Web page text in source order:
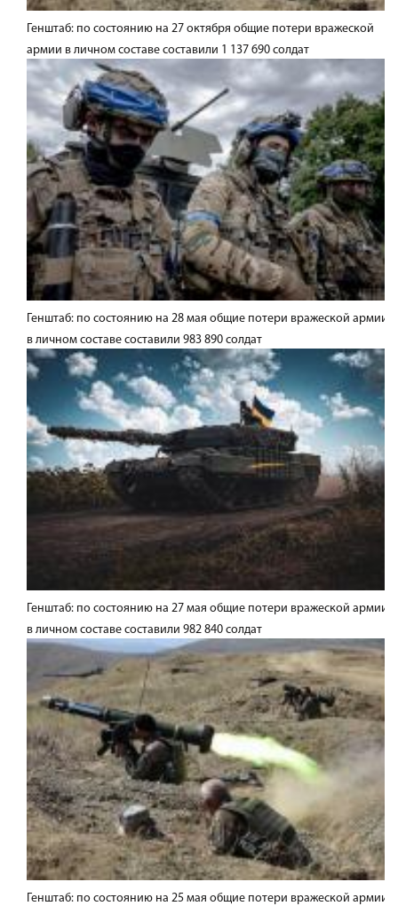
Генштаб: по состоянию на 27 октября общие потери вражеской
армии в личном составе составили 1 137 690 солдат
Генштаб: по состоянию на 28 мая общие потери вражеской армии
в личном составе составили 983 890 солдат
Генштаб: по состоянию на 27 мая общие потери вражеской армии
в личном составе составили 982 840 солдат
Генштаб: по состоянию на 25 мая общие потери вражеской армии